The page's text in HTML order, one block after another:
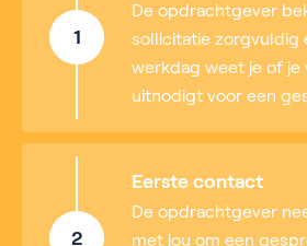
1
De opdrachtgever
sollicitatie zorgvuldig
werkdag weet je of je
uitnodigt voor een
2
Eerste contact
De opdrachtgever
met jou om een